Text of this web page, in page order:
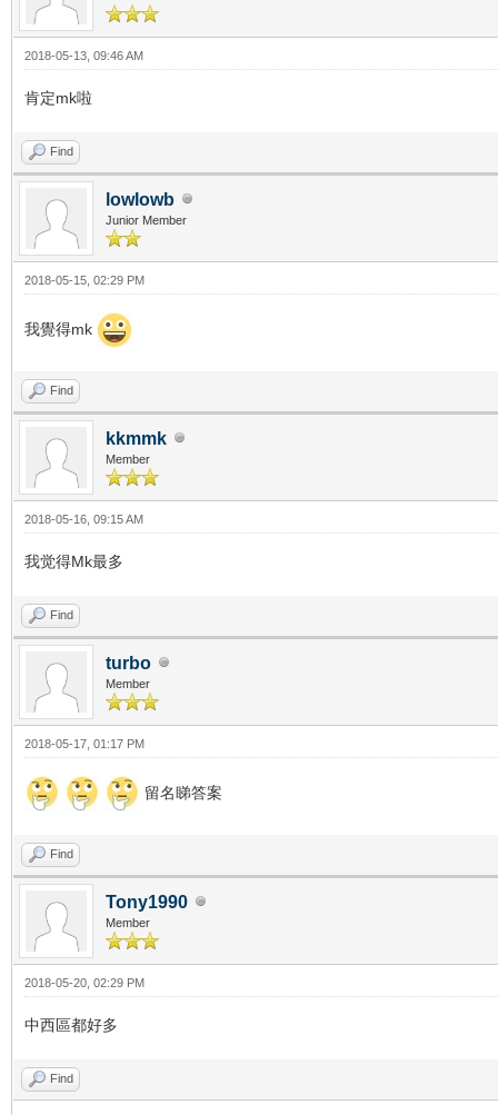
2018-05-13, 09:46 AM
肯定mk啦
Find
lowlowb
Junior Member
2018-05-15, 02:29 PM
我覺得mk
Find
kkmmk
Member
2018-05-16, 09:15 AM
我觉得Mk最多
Find
turbo
Member
2018-05-17, 01:17 PM
留名睇答案
Find
Tony1990
Member
2018-05-20, 02:29 PM
中西區都好多
Find